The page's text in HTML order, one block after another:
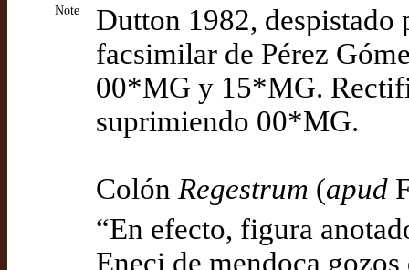
Note
Dutton 1982, despistado
facsimilar de Pérez
00*MG y 15*MG.
suprimiendo 00*MG.
Colón Regestrum (apud
“En efecto, figura
Eneci de mendoça